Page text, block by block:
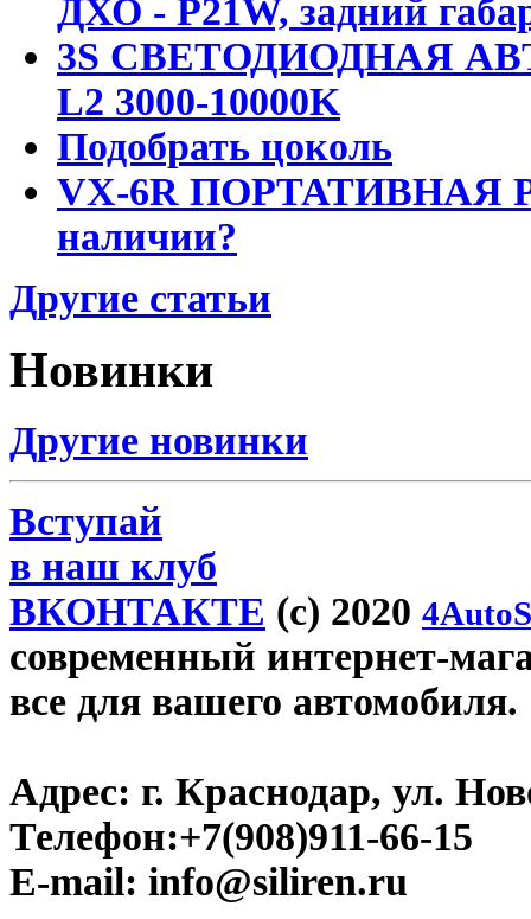
ДХО - P21W, задний
3S СВЕТОДИОДНАЯ
L2 3000-10000K
Подобрать цоколь
VX-6R ПОРТАТИВНАЯ
наличии?
Другие статьи
Новинки
Другие новинки
Вступай
в наш клуб
ВКОНТАКТЕ (c) 2020
современный интернет-
все для вашего автомобиля.
Адрес: г. Краснодар, ул.
Телефон:+7(908)911-66-15
E-mail: info@siliren.ru